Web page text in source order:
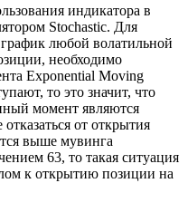
индикатора в
Stochastic. Для
любой волатильной
необходимо
Exponential Moving
то это значит, что
момент являются
от открытия
выше мувинга
63, то такая ситуация
к открытию позиции на